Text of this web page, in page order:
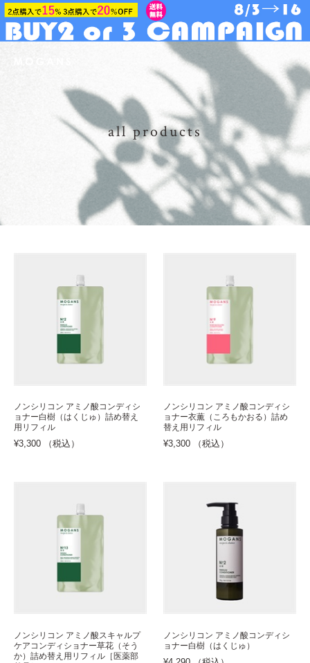
all products
ノンシリコン アミノ酸コンディシ
ョナー白樹（はくじゅ）詰め替え
用リフィル
¥3,300 （税込）
ノンシリコン アミノ酸コンディシ
ョナー衣薫（ころもかおる）詰め
替え用リフィル
¥3,300 （税込）
ノンシリコン アミノ酸スキャルプ
ケアコンディショナー草花（そう
か）詰め替え用リフィル［医薬部
ノンシリコン アミノ酸コンディシ
ョナー白樹（はくじゅ）